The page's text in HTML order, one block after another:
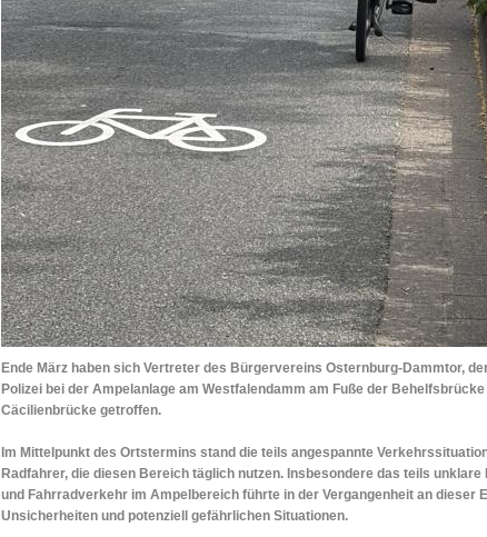
Ende März haben sich Vertreter des Bürgervereins Osternburg-Dammtor,
Polizei bei der Ampelanlage am Westfalendamm am Fuße der
Cäcilienbrücke getroffen.
Im Mittelpunkt des Ortstermins stand die teils angespannte
Radfahrer, die diesen Bereich täglich nutzen. Insbesondere das teils unklare
und Fahrradverkehr im Ampelbereich führte in der Vergangenheit an dieser
Unsicherheiten und potenziell gefährlichen Situationen.